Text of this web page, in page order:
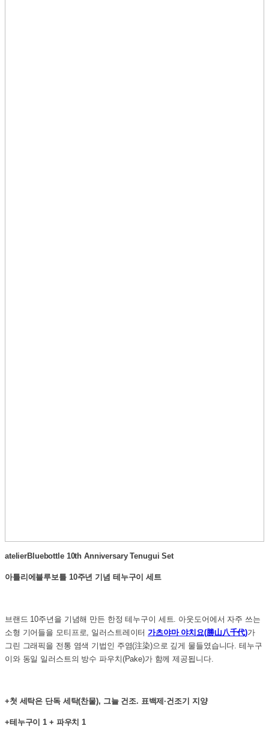
atelierBluebottle 10th Anniversary Tenugui Set
아틀리에블루보틀 10주년 기념 테누구이 세트
브랜드 10주년을 기념해 만든 한정 테누구이 세트. 아웃도어에서 자주 쓰는
소형 기어들을 모티프로, 일러스트레이터가츠야마 야치요(勝山八千代)가
그린 그래픽을 전통 염색 기법인 주염(注染)으로 깊게 물들였습니다. 테누구
이와 동일 일러스트의 방수 파우치(Pake)가 함께 제공됩니다.
+첫 세탁은 단독 세탁(찬물), 그늘 건조. 표백제·건조기 지양
+테누구이 1 + 파우치 1